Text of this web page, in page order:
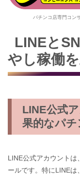
パチンコ店専門コン
LINEと
やし稼働
LINE公式
果的なパ
LINE公式アカウント
ールです。特にLINEは